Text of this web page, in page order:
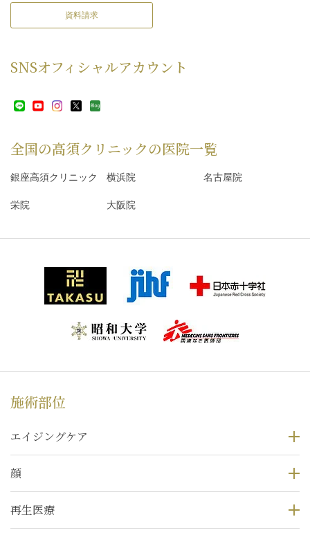
資料請求
SNSオフィシャルアカウント
全国の高須クリニックの医院一覧
銀座高須クリニック 横浜院 名古屋院
栄院 大阪院
施術部位
エイジングケア
顔
再生医療